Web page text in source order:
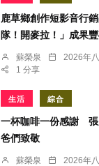
鹿草鄉創作短影音行
隊！開麥拉！」成果
蘇榮泉 2026年
1 分享
生活 綜合
一杯咖啡一份感謝 張
爸們致敬
蘇榮泉 2026年